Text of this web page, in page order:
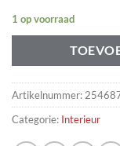
1 op voorraad
Artikelnummer:
Categorie: Interieur